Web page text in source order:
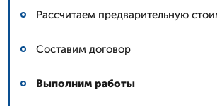
Рассчитаем предварительную
Составим договор
Выполним работы